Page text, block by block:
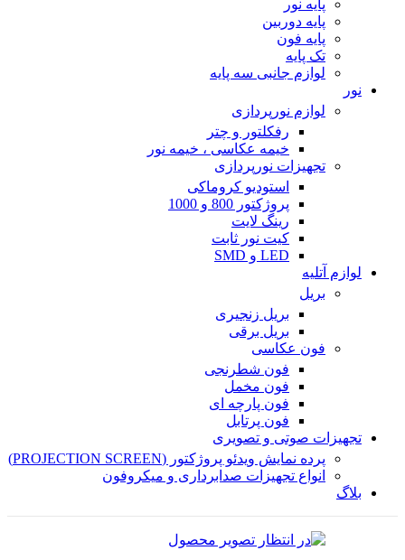
پایه نور
پایه دوربین
پایه فون
تک پایه
لوازم جانبی سه پایه
نور
لوازم نورپردازی
رفکلتور و چتر
خیمه عکاسی ، خیمه نور
تجهیزات نورپردازی
استودیو کروماکی
پروژکتور 800 و 1000
رینگ لایت
کیت نور ثابت
LED و SMD
لوازم آتلیه
بریل
بریل زنجیری
بریل برقی
فون عکاسی
فون شطرنجی
فون مخمل
فون پارچه ای
فون پرتابل
تجهیزات صوتی و تصویری
پرده نمایش ویدئو پروژکتور (PROJECTION SCREEN)
انواع تجهیزات صدابرداری و میکروفون
بلاگ